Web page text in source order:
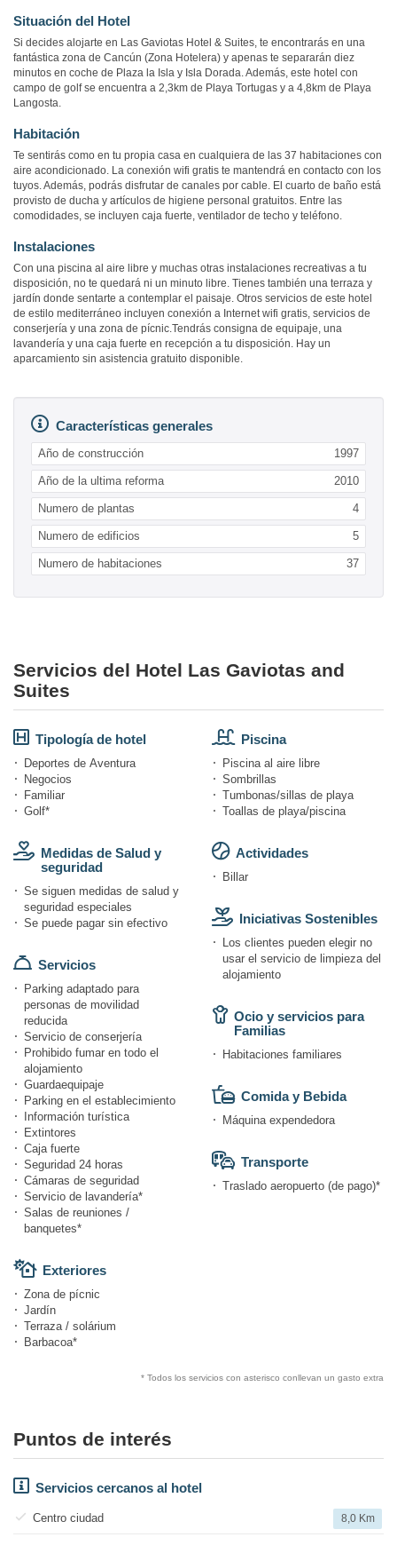
Situación del Hotel
Si decides alojarte en Las Gaviotas Hotel & Suites, te encontrarás en una
fantástica zona de Cancún (Zona Hotelera) y apenas te separarán diez
minutos en coche de Plaza la Isla y Isla Dorada. Además, este hotel con
campo de golf se encuentra a 2,3km de Playa Tortugas y a 4,8km de Playa
Langosta.
Habitación
Te sentirás como en tu propia casa en cualquiera de las 37 habitaciones con
aire acondicionado. La conexión wifi gratis te mantendrá en contacto con los
tuyos. Además, podrás disfrutar de canales por cable. El cuarto de baño está
provisto de ducha y artículos de higiene personal gratuitos. Entre las
comodidades, se incluyen caja fuerte, ventilador de techo y teléfono.
Instalaciones
Con una piscina al aire libre y muchas otras instalaciones recreativas a tu
disposición, no te quedará ni un minuto libre. Tienes también una terraza y
jardín donde sentarte a contemplar el paisaje. Otros servicios de este hotel
de estilo mediterráneo incluyen conexión a Internet wifi gratis, servicios de
conserjería y una zona de pícnic.Tendrás consigna de equipaje, una
lavandería y una caja fuerte en recepción a tu disposición. Hay un
aparcamiento sin asistencia gratuito disponible.
Características generales
Año de construcción 1997
Año de la ultima reforma 2010
Numero de plantas 4
Numero de edificios 5
Numero de habitaciones 37
Servicios del Hotel Las Gaviotas and
Suites
Tipología de hotel
Deportes de Aventura
Negocios
Familiar
Golf*
Medidas de Salud y
seguridad
Se siguen medidas de salud y
seguridad especiales
Se puede pagar sin efectivo
Servicios
Parking adaptado para
personas de movilidad
reducida
Servicio de conserjería
Prohibido fumar en todo el
alojamiento
Guardaequipaje
Parking en el establecimiento
Información turística
Extintores
Caja fuerte
Seguridad 24 horas
Cámaras de seguridad
Servicio de lavandería*
Salas de reuniones /
banquetes*
Exteriores
Zona de pícnic
Jardín
Terraza / solárium
Barbacoa*
Piscina
Piscina al aire libre
Sombrillas
Tumbonas/sillas de playa
Toallas de playa/piscina
Actividades
Billar
Iniciativas Sostenibles
Los clientes pueden elegir no
usar el servicio de limpieza del
alojamiento
Ocio y servicios para
Familias
Habitaciones familiares
Comida y Bebida
Máquina expendedora
Transporte
Traslado aeropuerto (de pago)*
* Todos los servicios con asterisco conllevan un gasto extra
Puntos de interés
Servicios cercanos al hotel
Centro ciudad 8,0 Km